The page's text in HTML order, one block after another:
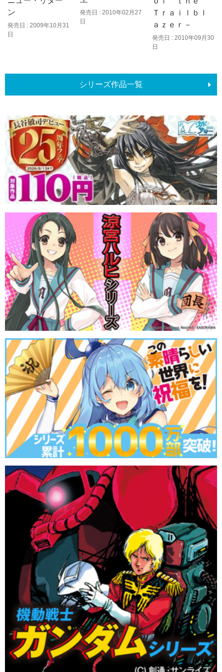
ン
発売日 : 2009年10月31
日
発売日 : 2010年02月27
日
Ｔｒａｉｌｂｌ
ａｚｅｒ－
発売日 : 2010年09月30
日
シリーズ作品一覧